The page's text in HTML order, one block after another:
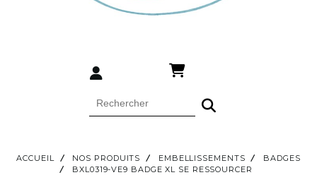
ACCUEIL NOS PRODUITS EMBELLISSEMENTS
BADGES
BXL0319-VE9 BADGE XL SE RESSOURCER